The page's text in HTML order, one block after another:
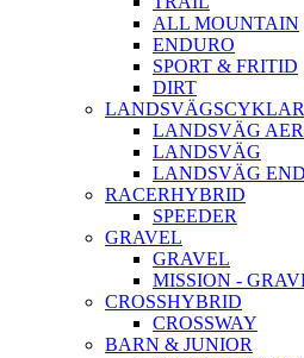
ALL MOUNTAIN
ENDURO
SPORT & FRITID
DIRT
LANDSVÄGSCYKLAR
LANDSVÄG
LANDSVÄG
LANDSVÄG
RACERHYBRID
SPEEDER
GRAVEL
GRAVEL
MISSION -
CROSSHYBRID
CROSSWAY
BARN & JUNIOR